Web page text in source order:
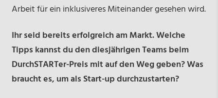
Arbeit für ein inklusiveres Miteinander gesehen wird.
Ihr seid bereits erfolgreich am Markt. Welche
Tipps kannst du den diesjährigen Teams beim
DurchSTARTer-Preis mit auf den Weg geben? Was
braucht es, um als Start-up durchzustarten?